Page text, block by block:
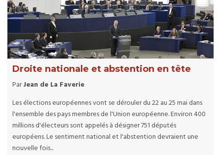
Droite nationale et abstention en tête
ParJean de La Faverie
Les élections européennes vont se dérouler du 22 au 25 mai dans
l'ensemble des pays membres de l'Union européenne. Environ 400
millions d'électeurs sont appelés à désigner 751 députés
européens. Le sentiment national et l'abstention devraient une
nouvelle fois...